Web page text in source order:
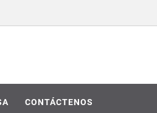
CONTÁCTENOS